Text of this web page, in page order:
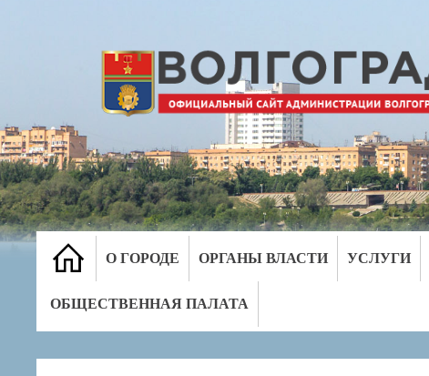
О ГОРОДЕ ОРГАНЫ ВЛАСТИ УСЛУГИ
ОБЩЕСТВЕННАЯ ПАЛАТА